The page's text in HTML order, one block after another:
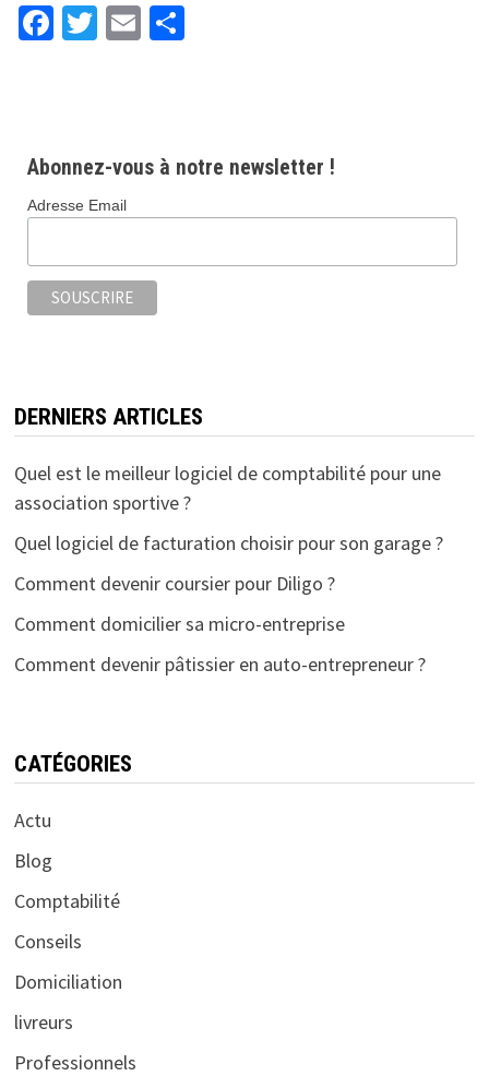
Facebook
Twitter
EmailPartager
Abonnez-vous à notre newsletter !
Adresse Email
DERNIERS ARTICLES
Quel est le meilleur logiciel de comptabilité pour une
association sportive ?
Quel logiciel de facturation choisir pour son garage ?
Comment devenir coursier pour Diligo ?
Comment domicilier sa micro-entreprise
Comment devenir pâtissier en auto-entrepreneur ?
CATÉGORIES
Actu
Blog
Comptabilité
Conseils
Domiciliation
livreurs
Professionnels